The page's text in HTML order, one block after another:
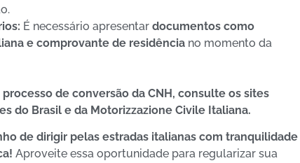
É necessário apresentar documentos como
e comprovante de residência no momento da
de conversão da CNH, consulte os sites
do Brasil e da Motorizzazione Civile Italiana.
de dirigir pelas estradas italianas com tranquilidade
Aproveite essa oportunidade para regularizar sua